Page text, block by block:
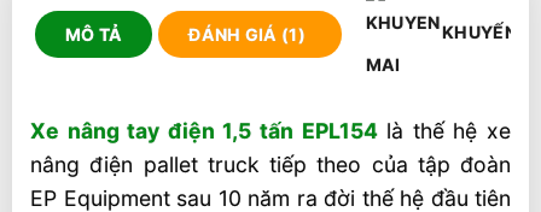
MÔ TẢ ĐÁNH GIÁ (1) KHUYẾN
Xe nâng tay điện 1,5 tấn EPL154là thế hệ xe
nâng điện pallet truck tiếp theo của tập đoàn
EP Equipment sau 10 năm ra đời thế hệ đầu tiên